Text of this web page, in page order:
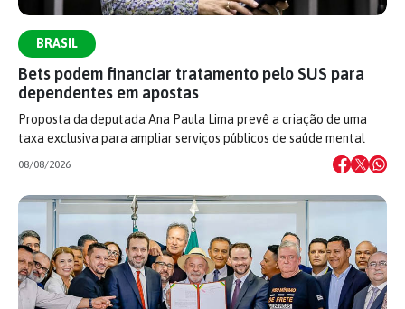
BRASIL
Bets podem financiar tratamento pelo SUS para
dependentes em apostas
Proposta da deputada Ana Paula Lima prevê a criação de uma
taxa exclusiva para ampliar serviços públicos de saúde mental
08/08/2026